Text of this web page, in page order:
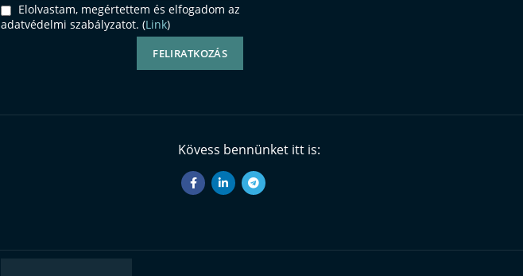
Elolvastam, megértettem és elfogadom az
adatvédelmi szabályzatot. (Link)
Kövess bennünket itt is: